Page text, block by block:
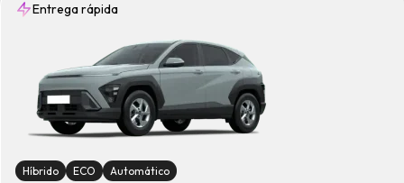
Entrega rápida
Híbrido ECO Automático